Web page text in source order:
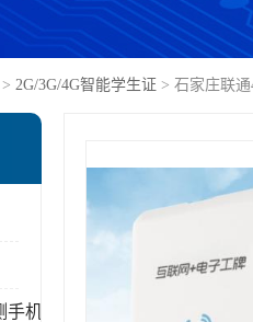
> 2G/3G/4G智能学生证 > 石家庄联
手机